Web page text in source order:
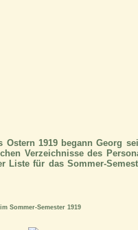
1919 begann Georg
Verzeichnisse des
für das Sommer-
Sommer-Semester 1919